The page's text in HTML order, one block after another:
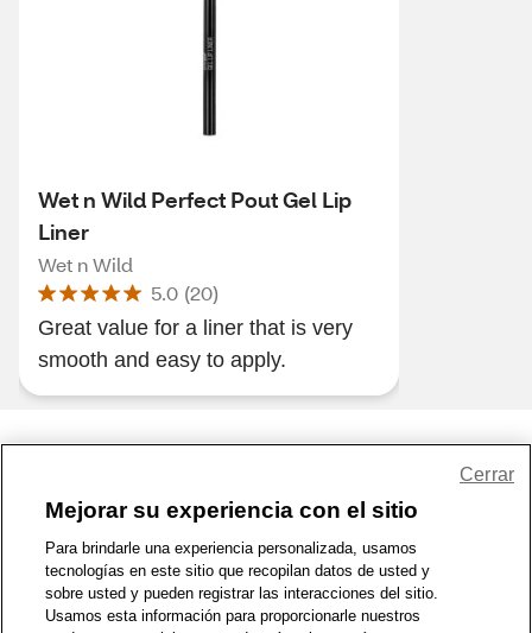
Wet n Wild Perfect Pout Gel Lip
Liner
Wet n Wild
5.0 (20)
Great value for a liner that is very
smooth and easy to apply.
1-800-679-9691 | Contáctenos | Términos de Uso | Accesibilidad
Política de Privacidad | WA Privacy Policy | Mapa del sitio
Zona de Bienestar | © 1999 - 2026 CVS.com
Mejorar su experiencia con el sitio
Para brindarle una experiencia personalizada, usamos
tecnologías en este sitio que recopilan datos de usted y
sobre usted y pueden registrar las interacciones del sitio.
Usamos esta información para proporcionarle nuestros
Cerrar